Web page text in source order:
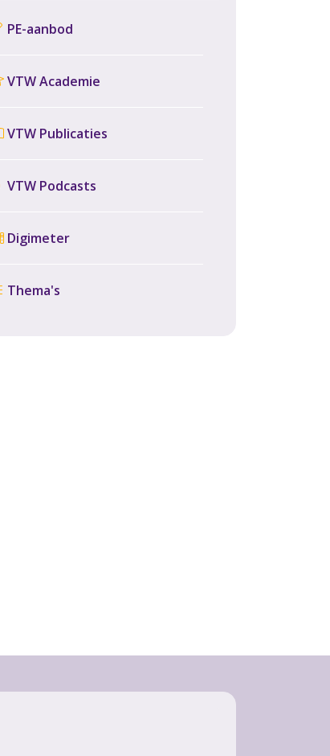
PE-aanbod
VTW Academie
VTW Publicaties
VTW Podcasts
Digimeter
Thema's